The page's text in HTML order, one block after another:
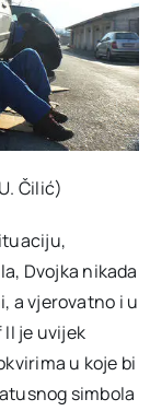
Čilić)
Dvojka nikada
a vjerovatno i u
je uvijek
u koje bi
simbola